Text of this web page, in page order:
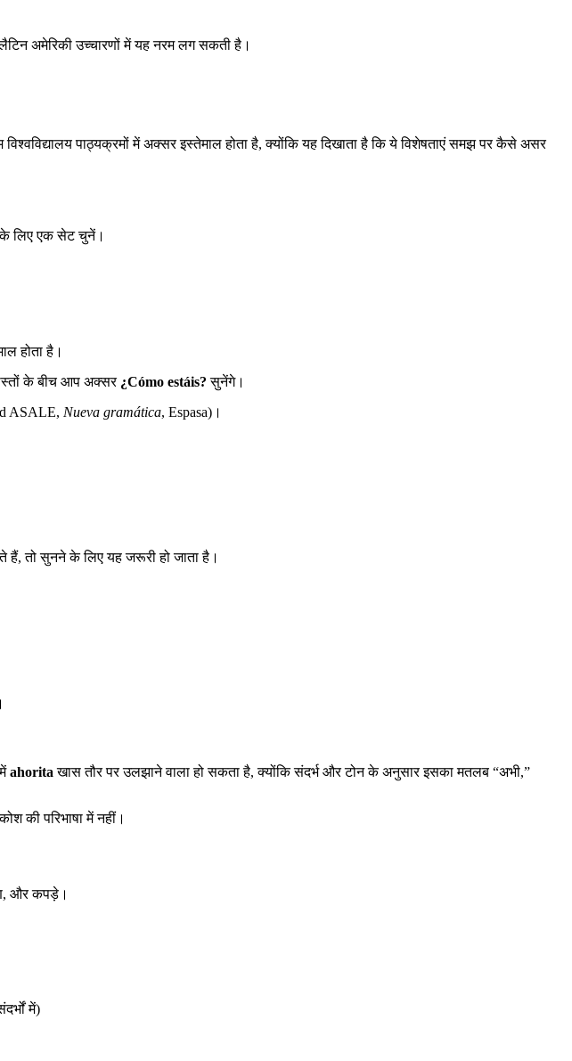
अमेरिकी उच्चारणों में यह नरम लग सकती है।
पाठ्यक्रमों में अक्सर इस्तेमाल होता है, क्योंकि यह दिखाता है कि ये विशेषताएं समझ पर कैसे असर
के लिए एक सेट चुनें।
होता है।
के बीच आप अक्सर ¿Cómo estáis? सुनेंगे।
ASALE, Nueva gramática, Espasa)।
हैं, तो सुनने के लिए यह जरूरी हो जाता है।
ahorita खास तौर पर उलझाने वाला हो सकता है, क्योंकि संदर्भ और टोन के अनुसार इसका मतलब “अभी,”
की परिभाषा में नहीं।
और कपड़े।
में)